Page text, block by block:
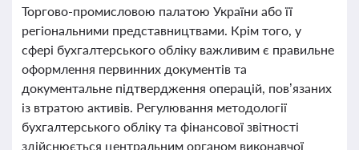
Торгово-промисловою палатою України або її
регіональними представництвами. Крім того, у
сфері бухгалтерського обліку важливим є правильне
оформлення первинних документів та
документальне підтвердження операцій, пов’язаних
із втратою активів. Регулювання методології
бухгалтерського обліку та фінансової звітності
здійснюється центральним органом виконавчої